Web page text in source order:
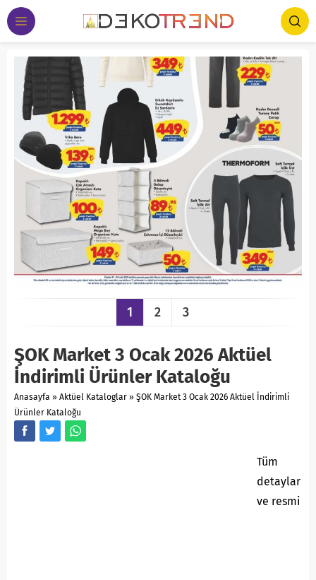
1 2 3
ŞOK Market 3 Ocak 2026 Aktüel
İndirimli Ürünler Kataloğu
Anasayfa » Aktüel Kataloglar » ŞOK Market 3 Ocak 2026 Aktüel İndirimli
Ürünler Kataloğu
Tüm
detaylar
ve resmi